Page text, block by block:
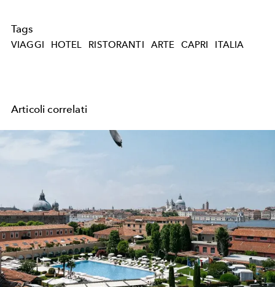
Tags
VIAGGI HOTEL RISTORANTI ARTE CAPRI ITALIA
Articoli correlati